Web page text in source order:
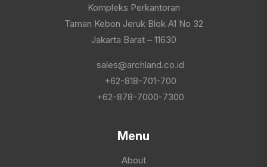
Kompleks Perkantoran
Taman Kebon Jeruk Blok A1 No 32
Jakarta Barat – 11630
sales@archland.co.id
+62-818-701-700
+62-878-7000-7300
Menu
About